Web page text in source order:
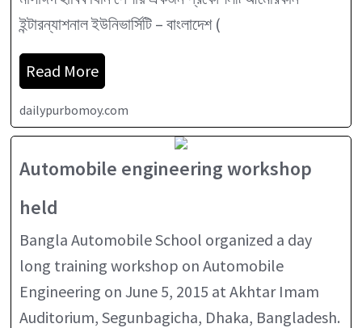
ইন্টারন্যাশনাল ইউনিভার্সিটি – বাংলাদেশ (
Read More
dailypurbomoy.com
Automobile engineering workshop
held
Bangla Automobile School organized a day
long training workshop on Automobile
Engineering on June 5, 2015 at Akhtar Imam
Auditorium, Segunbagicha, Dhaka, Bangladesh.